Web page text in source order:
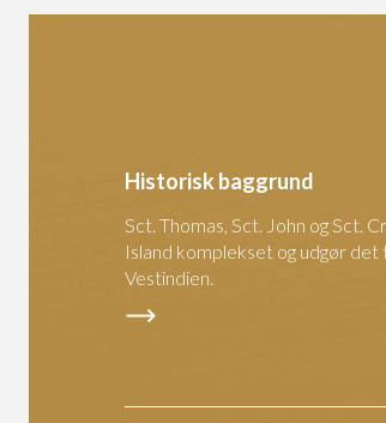
Historisk baggrund
Sct. Thomas, Sct. John og Sct.
Island komplekset og udgør det
Vestindien.